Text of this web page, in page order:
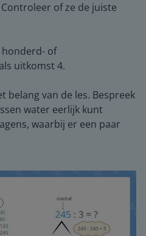
of ze de juiste
honderd- of
uitkomst 4.
belang van de les. Bespreek
water eerlijk kunt
waarbij er een paar